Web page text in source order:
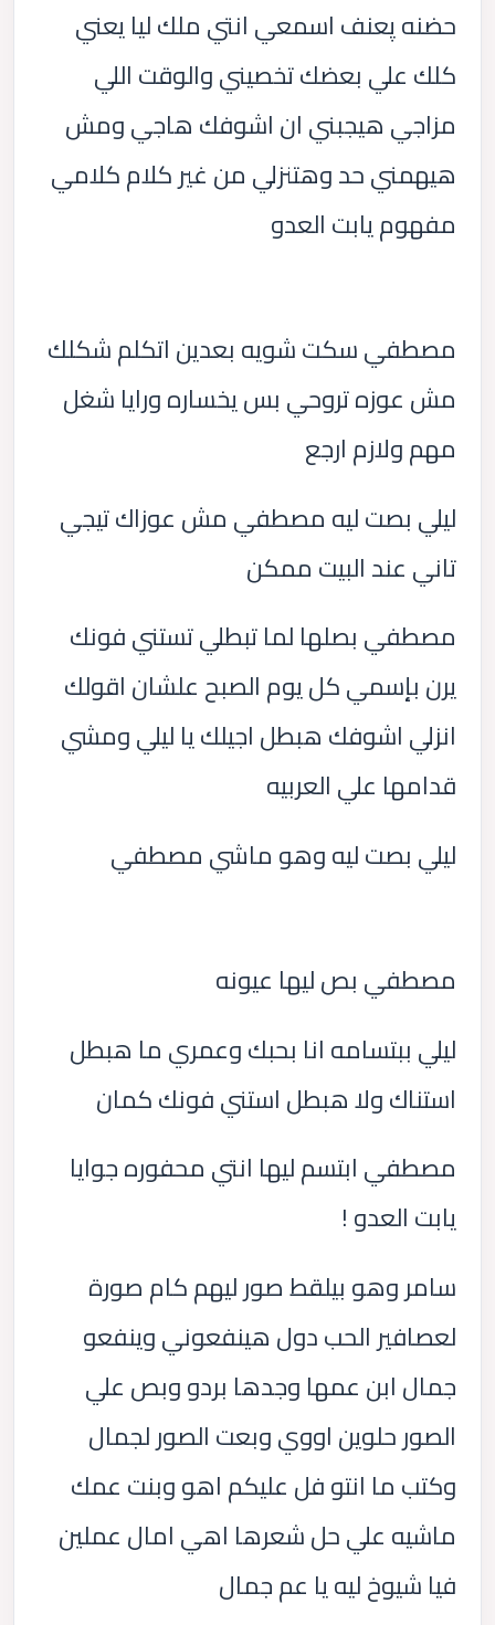
حضنه پعنف اسمعي انتي ملك ليا يعني
كلك علي بعضك تخصيني والوقت اللي
مزاجي هيجبني ان اشوفك هاجي ومش
هيهمني حد وهتنزلي من غير كلام كلامي
مفهوم يابت العدو
مصطفي سكت شويه بعدين اتكلم شكلك
مش عوزه تروحي بس يخساره ورايا شغل
مهم ولازم ارجع
ليلي بصت ليه مصطفي مش عوزاك تيجي
تاني عند البيت ممكن
مصطفي بصلها لما تبطلي تستني فونك
يرن بإسمي كل يوم الصبح علشان اقولك
انزلي اشوفك هبطل اجيلك يا ليلي ومشي
قدامها علي العربيه
ليلي بصت ليه وهو ماشي مصطفي
مصطفي بص ليها عيونه
ليلي ببتسامه انا بحبك وعمري ما هبطل
استناك ولا هبطل استني فونك كمان
مصطفي ابتسم ليها انتي محفوره جوايا
يابت العدو !
سامر وهو بيلقط صور ليهم كام صورة
لعصافير الحب دول هينفعوني وينفعو
جمال ابن عمها وجدها بردو وبص علي
الصور حلوين اووي وبعت الصور لجمال
وكتب ما انتو فل عليكم اهو وبنت عمك
ماشيه علي حل شعرها اهي امال عملين
فيا شيوخ ليه يا عم جمال